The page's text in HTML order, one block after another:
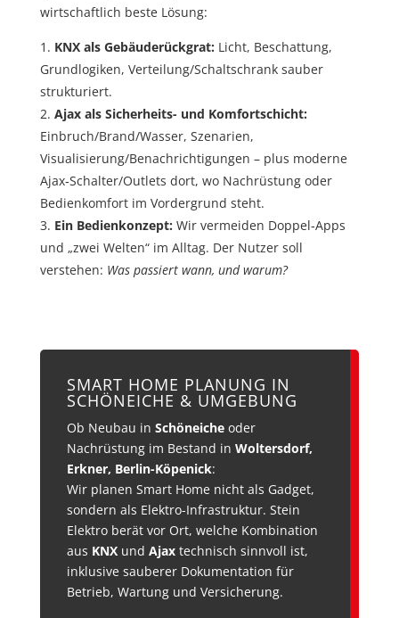
wirtschaftlich beste Lösung:
KNX als Gebäuderückgrat: Licht, Beschattung,
Grundlogiken, Verteilung/Schaltschrank sauber
strukturiert.
Ajax als Sicherheits- und Komfortschicht:
Einbruch/Brand/Wasser, Szenarien,
Visualisierung/Benachrichtigungen – plus moderne
Ajax‑Schalter/Outlets dort, wo Nachrüstung oder
Bedienkomfort im Vordergrund steht.
Ein Bedienkonzept: Wir vermeiden Doppel‑Apps
und „zwei Welten“ im Alltag. Der Nutzer soll
verstehen: Was passiert wann, und warum?
SMART HOME PLANUNG IN
SCHÖNEICHE & UMGEBUNG
Ob Neubau in Schöneicheoder
Nachrüstung im Bestand in Woltersdorf,
Erkner, Berlin-Köpenick:
Wir planen Smart Home nicht als Gadget,
sondern als Elektro-Infrastruktur. Stein
Elektro berät vor Ort, welche Kombination
aus KNXund Ajaxtechnisch sinnvoll ist,
inklusive sauberer Dokumentation für
Betrieb, Wartung und Versicherung.